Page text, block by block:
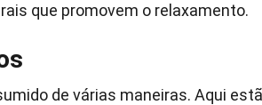
que promovem o relaxamento.
de várias maneiras. Aqui